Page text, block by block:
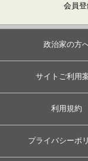
会員登
政治家の方
サイトご利用
利用規約
プライバシーポ